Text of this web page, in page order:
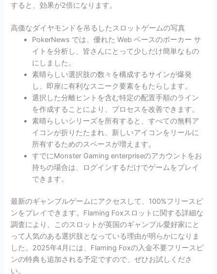
すると、効果が2倍になります。
高価なダイヤモンドを吊るしたスロットゲームの写真
PokerNews では、優れた Web ベースのポーカー サ
イトを分析し、皆さんにとって少しだけ簡単なもの
にしました。
素晴らしい選択肢の数々を構成するサインが爆発
し、即座に有利なスニーク要素をもたらします。
選択した分離ヒントを含む特定の配置手順のライン
を作成することにより、プロセスを改善できます。
素晴らしいシリーズを所有すると、すべての無料ア
イコンが折りたたまれ、新しいアイコンをリールに
所有するためのスペースが増えます。
すでにMonster Gaming enterpriseのアカウントをお
持ちの場合は、ログインするだけでゲームをプレイ
できます。
最新のギャンブルゲームにアクセスして、100%フリースピ
ンをプレイできます。Flaming Foxスロットに関する詳細な
調査により、このスロットが英国のギャンブル愛好家にと
って人気のある選択肢となっている理由が明らかになりま
した。2025年4月には、Flaming Foxの入金不要フリースピ
ンの特典も追加される予定ですので、ぜひお試しくださ
い。